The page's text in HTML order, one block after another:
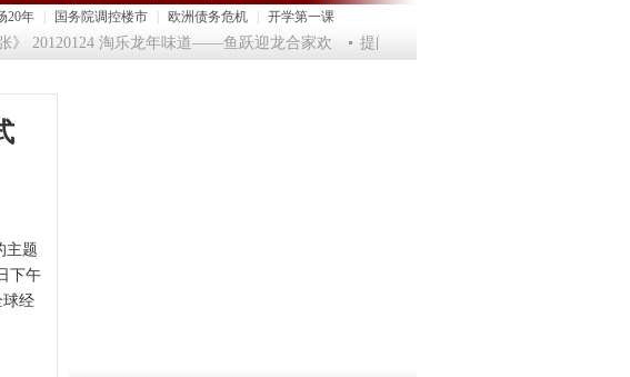
财智生活 一键通达
20年 国务院调控楼市 欧洲债务危机 开学第一课
20120124 淘乐龙年味道——鱼跃迎龙合家欢 提问2012：机遇与悬念共存
主题
下午
球经